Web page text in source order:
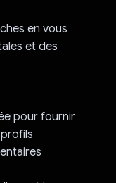
en vous
et des
pour fournir